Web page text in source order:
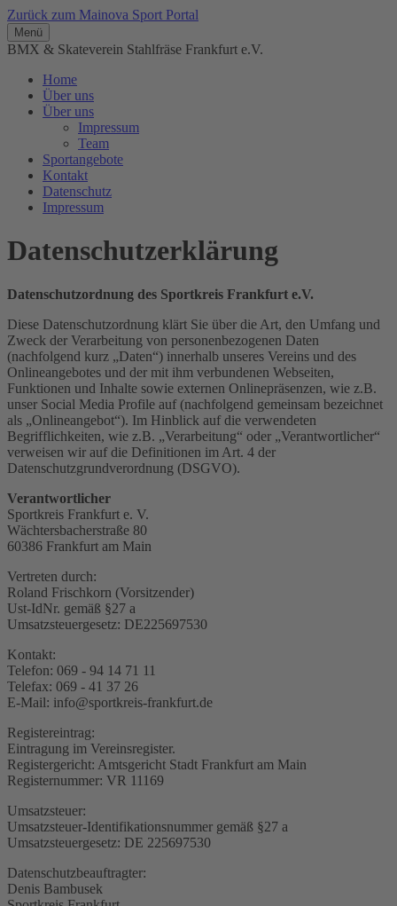
Zurück zum Mainova Sport Portal
Menü
BMX & Skateverein Stahlfräse Frankfurt e.V.
Home
Über uns
Über uns
Impressum
Team
Sportangebote
Kontakt
Datenschutz
Impressum
Datenschutzerklärung
Datenschutzordnung des Sportkreis Frankfurt e.V.
Diese Datenschutzordnung klärt Sie über die Art, den Umfang und
Zweck der Verarbeitung von personenbezogenen Daten
(nachfolgend kurz „Daten“) innerhalb unseres Vereins und des
Onlineangebotes und der mit ihm verbundenen Webseiten,
Funktionen und Inhalte sowie externen Onlinepräsenzen, wie z.B.
unser Social Media Profile auf (nachfolgend gemeinsam bezeichnet
als „Onlineangebot“). Im Hinblick auf die verwendeten
Begrifflichkeiten, wie z.B. „Verarbeitung“ oder „Verantwortlicher“
verweisen wir auf die Definitionen im Art. 4 der
Datenschutzgrundverordnung (DSGVO).
Verantwortlicher
Sportkreis Frankfurt e. V.
Wächtersbacherstraße 80
60386 Frankfurt am Main
Vertreten durch:
Roland Frischkorn (Vorsitzender)
Ust-IdNr. gemäß §27 a
Umsatzsteuergesetz: DE225697530
Kontakt:
Telefon: 069 - 94 14 71 11
Telefax: 069 - 41 37 26
E-Mail: info@sportkreis-frankfurt.de
Registereintrag:
Eintragung im Vereinsregister.
Registergericht: Amtsgericht Stadt Frankfurt am Main
Registernummer: VR 11169
Umsatzsteuer:
Umsatzsteuer-Identifikationsnummer gemäß §27 a
Umsatzsteuergesetz: DE 225697530
Datenschutzbeauftragter:
Denis Bambusek